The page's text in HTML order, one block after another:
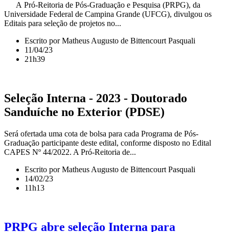
A Pró-Reitoria de Pós-Graduação e Pesquisa (PRPG), da
Universidade Federal de Campina Grande (UFCG), divulgou os
Editais para seleção de projetos no...
Escrito por Matheus Augusto de Bittencourt Pasquali
11/04/23
21h39
Seleção Interna - 2023 - Doutorado
Sanduíche no Exterior (PDSE)
Será ofertada uma cota de bolsa para cada Programa de Pós-
Graduação participante deste edital, conforme disposto no Edital
CAPES Nº 44/2022. A Pró-Reitoria de...
Escrito por Matheus Augusto de Bittencourt Pasquali
14/02/23
11h13
PRPG abre seleção Interna para